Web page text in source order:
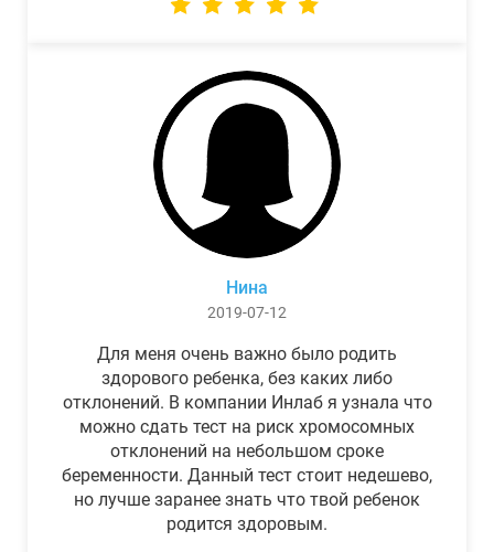
Нина
2019-07-12
Для меня очень важно было родить
здорового ребенка, без каких либо
отклонений. В компании Инлаб я узнала что
можно сдать тест на риск хромосомных
отклонений на небольшом сроке
беременности. Данный тест стоит недешево,
но лучше заранее знать что твой ребенок
родится здоровым.